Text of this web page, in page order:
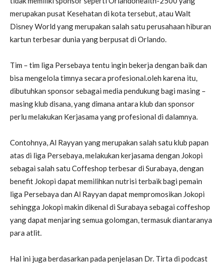
merupakan pusat Kesehatan di kota tersebut, atau Walt
Disney World yang merupakan salah satu perusahaan hiburan
kartun terbesar dunia yang berpusat di Orlando.
Tim – tim liga Persebaya tentu ingin bekerja dengan baik dan
bisa mengelola timnya secara profesional.oleh karena itu,
dibutuhkan sponsor sebagai media pendukung bagi masing –
masing klub disana, yang dimana antara klub dan sponsor
perlu melakukan Kerjasama yang profesional di dalamnya.
Contohnya, Al Rayyan yang merupakan salah satu klub papan
atas di liga Persebaya, melakukan kerjasama dengan Jokopi
sebagai salah satu Coffeshop terbesar di Surabaya, dengan
benefit Jokopi dapat memilihkan nutrisi terbaik bagi pemain
liga Persebaya dan Al Rayyan dapat mempromosikan Jokopi
sehingga Jokopi makin dikenal di Surabaya sebagai coffeshop
yang dapat menjaring semua golomgan, termasuk diantaranya
para atlit.
Hal ini juga berdasarkan pada penjelasan Dr. Tirta di podcast